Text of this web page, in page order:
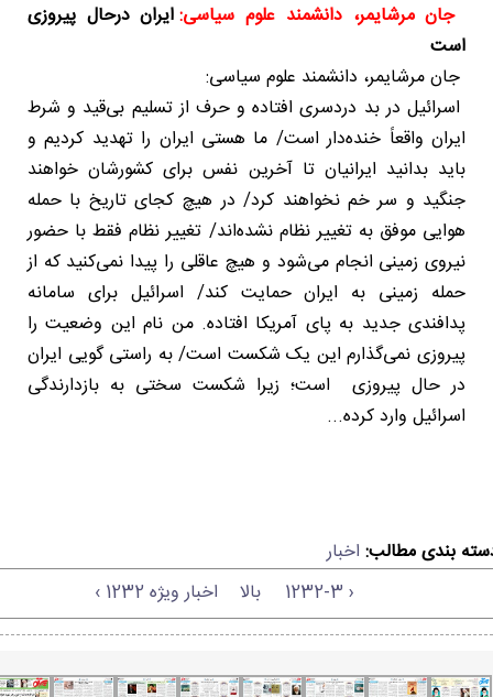
جان مرشایمر، دانشمند علوم سیاسی:ایران درحال پیروزی
است
جان مرشایمر، دانشمند علوم سیاسی:
اسرائیل در بد دردسری افتاده و حرف از تسلیم بی‌قید و شرط
ایران واقعاً خنده‌دار است/ ما هستی ایران را تهدید کردیم و
باید بدانید ایرانیان تا آخرین نفس برای کشورشان خواهند
جنگید و سر خم نخواهند کرد/ در هیچ کجای تاریخ با حمله
هوایی موفق به تغییر نظام نشده‌اند/ تغییر نظام فقط با حضور
نیروی زمینی انجام می‌شود و هیچ عاقلی را پیدا نمی‌کنید که از
حمله زمینی به ایران حمایت کند/ اسرائیل برای سامانه
پدافندی جدید به پای آمریکا افتاده. من نام این وضعیت را
پیروزی نمی‌گذارم این یک شکست است/ به راستی گویی ایران
در حال پیروزی است؛ زیرا شکست سختی به بازدارندگی
اسرائیل وارد کرده...
بندی مطالب: اخبار
‹ 1232-3
بالا اخبار ویژه 1232 ›